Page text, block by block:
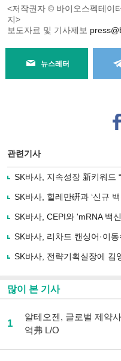
<저작권자 © 바이오스펙테이
지>
보도자료 및 기사제보
뉴스레터
페
이
로
기
사
유
기
관련기사
SK바사, 지속성장 新키워드
SK바사, 힐레만硏과 ‘신규
SK바사, CEPI와 'mRNA 백
SK바사, 리차드 캔싱어·이
SK바사, 전략기획실장에 김
많이 본 기사
1
알테오젠, 글로벌 제약
억弗 L/O